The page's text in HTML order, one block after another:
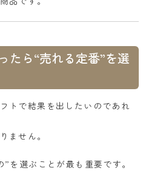
たら“売れる定番”を選
トで結果を出したいのであれ
ません。
を選ぶことが最も重要です。